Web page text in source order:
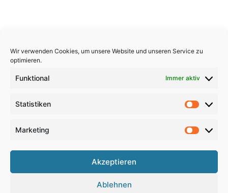
Wir verwenden Cookies, um unsere Website und unseren Service zu
optimieren.
Funktional Immer aktiv
Statistiken
Marketing
Akzeptieren
Ablehnen
Copyright 2026, All Rights Reserved
Haftungsausschluss